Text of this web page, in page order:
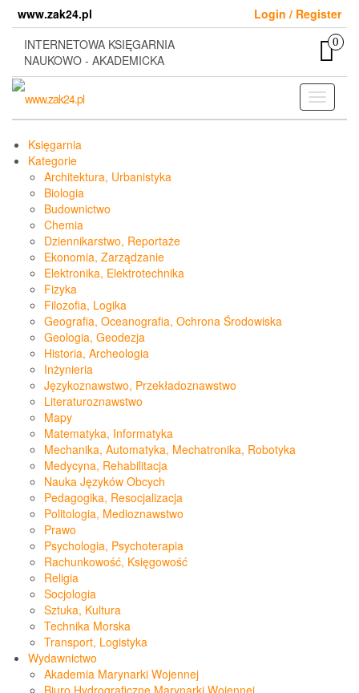
content
www.zak24.pl
Login / Register
INTERNETOWA KSIĘGARNIA
NAUKOWO - AKADEMICKA
0
Toggle
Księgarnia
Kategorie
Architektura, Urbanistyka
Biologia
Budownictwo
Chemia
Dziennikarstwo, Reportaże
Ekonomia, Zarządzanie
Elektronika, Elektrotechnika
Fizyka
Filozofia, Logika
Geografia, Oceanografia, Ochrona Środowiska
Geologia, Geodezja
Historia, Archeologia
Inżynieria
Językoznawstwo, Przekładoznawstwo
Literaturoznawstwo
Mapy
Matematyka, Informatyka
Mechanika, Automatyka, Mechatronika, Robotyka
Medycyna, Rehabilitacja
Nauka Języków Obcych
Pedagogika, Resocjalizacja
Politologia, Medioznawstwo
Prawo
Psychologia, Psychoterapia
Rachunkowość, Księgowość
Religia
Socjologia
Sztuka, Kultura
Technika Morska
Transport, Logistyka
Wydawnictwo
Akademia Marynarki Wojennej